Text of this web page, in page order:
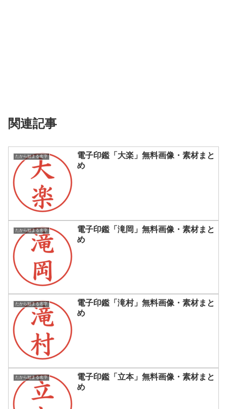
関連記事
たから始まる名字
電子印鑑「大楽」無料画像・素材まと
め
たから始まる名字
電子印鑑「滝岡」無料画像・素材まと
め
たから始まる名字
電子印鑑「滝村」無料画像・素材まと
め
たから始まる名字
電子印鑑「立本」無料画像・素材まと
め